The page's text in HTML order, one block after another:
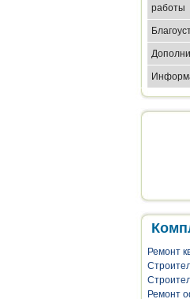
работы
Ремонт
Ремонт